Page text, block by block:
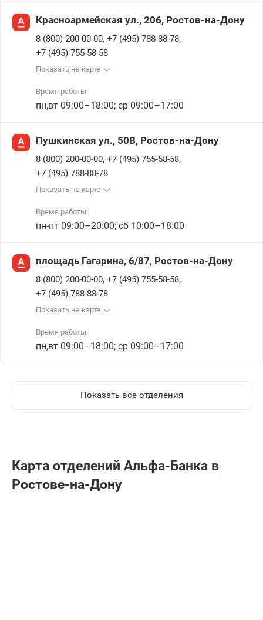
Красноармейская ул., 206, Ростов-на-Дону
8 (800) 200-00-00, +7 (495) 788-88-78,
+7 (495) 755-58-58
Показать на карте
Время работы:
пн,вт 09:00–18:00; ср 09:00–17:00
Пушкинская ул., 50В, Ростов-на-Дону
8 (800) 200-00-00, +7 (495) 755-58-58,
+7 (495) 788-88-78
Показать на карте
Время работы:
пн-пт 09:00–20:00; сб 10:00–18:00
площадь Гагарина, 6/87, Ростов-на-Дону
8 (800) 200-00-00, +7 (495) 755-58-58,
+7 (495) 788-88-78
Показать на карте
Время работы:
пн,вт 09:00–18:00; ср 09:00–17:00
Показать все отделения
Карта отделений Альфа-Банкa в
Ростове-на-Дону